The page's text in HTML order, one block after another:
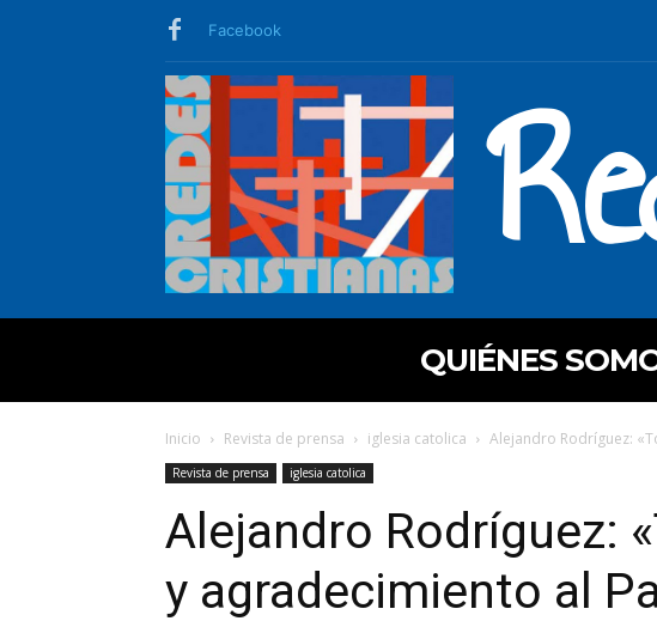
Facebook
QUIÉNES
Inicio Revista de prensa iglesia catolica Alejandro Rodríguez:
Revista de prensa iglesia catolica
Alejandro Rodríguez:
y agradecimiento al